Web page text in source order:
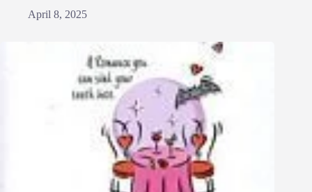
April 8, 2025